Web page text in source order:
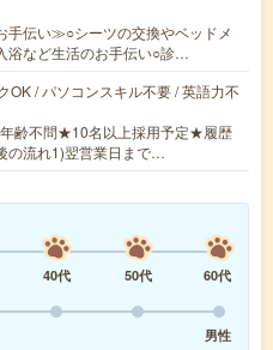
手伝い≫○シーツの交換やベッドメ
浴など生活のお手伝い○診…
OK / パソコンスキル不要 / 英語力不
齢不問★10名以上採用予定★履歴
の流れ1)翌営業日まで…
40代 50代
60代
男性